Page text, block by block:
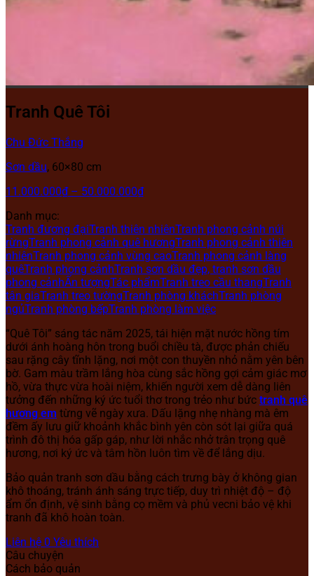
Tranh Quê Tôi
Chu Đức Thắng
Sơn dầu, 60×80 cm
11.000.000₫ – 50.000.000₫
Danh mục:
Tranh đương đạiTranh thiên nhiênTranh phong cảnh núi
rừngTranh phong cảnh quê hươngTranh phong cảnh thiên
nhiênTranh phong cảnh vùng caoTranh phong cảnh làng
quêTranh phong cảnhTranh sơn dầu đẹp, tranh sơn dầu
phong cảnhẤn tượngTác phẩmTranh treo cầu thangTranh
tân giaTranh treo tườngTranh phòng kháchTranh phòng
ngủTranh phòng bếpTranh phòng làm việc
“Quê Tôi” sáng tác năm 2025, tái hiện mặt nước hồng tím
dưới ánh hoàng hôn trong buổi chiều tà, được phản chiếu
sau rặng cây tĩnh lặng, nơi một con thuyền nhỏ nằm yên bên
bờ. Gam màu trầm lắng hòa cùng sắc hồng gợi cảm giác mơ
hồ, vừa thực vừa hoài niệm, khiến người xem dễ dàng liên
tưởng đến những ký ức tuổi thơ trong trẻo như bức tranh quê
hương em từng vẽ ngày xưa. Dấu lặng nhẹ nhàng mà êm
đềm ấy lưu giữ khoảnh khắc bình yên còn sót lại giữa quá
trình đô thị hóa gấp gáp, như lời nhắc nhở trân trọng quê
hương, nơi ký ức và tâm hồn luôn tìm về để lắng dịu.
Bảo quản tranh sơn dầu bằng cách trưng bày ở không gian
khô thoáng, tránh ánh sáng trực tiếp, duy trì nhiệt độ – độ
ẩm ổn định, vệ sinh bằng cọ mềm và phủ vecni bảo vệ khi
tranh đã khô hoàn toàn.
Liên hệ 0 Yêu thích
Câu chuyện
Cách bảo quản